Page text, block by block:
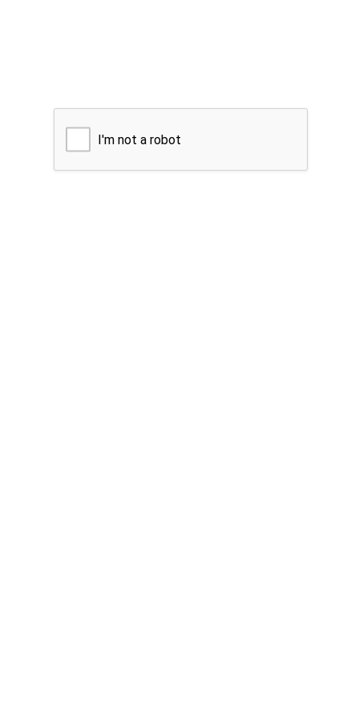
I'm not a robot